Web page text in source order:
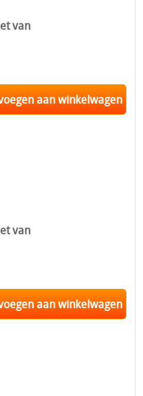
van
aan winkelwagen
van
aan winkelwagen